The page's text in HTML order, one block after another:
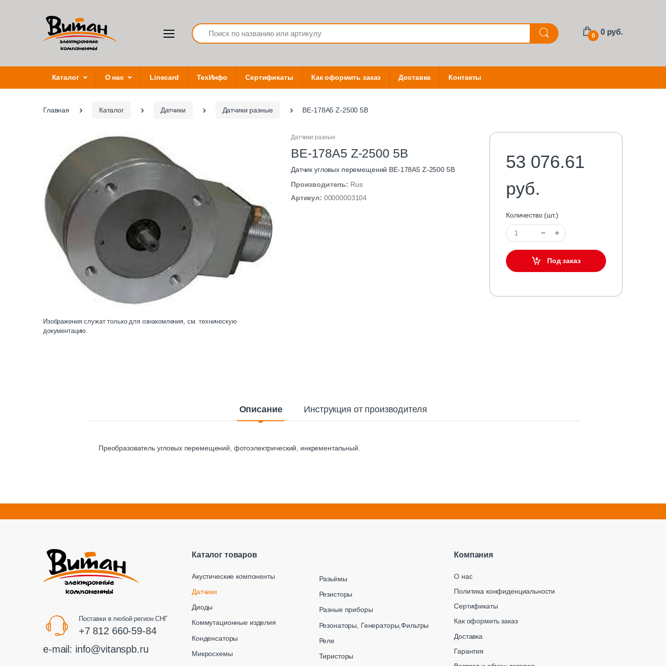
Search
0 0 руб.
Каталог О нас Linecard ТехИнфо Сертификаты Как оформить заказ Доставка Контакты
Главная Каталог Датчики Датчики разные BE-178A5 Z-2500 5В
Изображения служат только для ознакомления, см. техническую
документацию.
Датчики разные
BE-178A5 Z-2500 5В
Датчик угловых перемещений BE-178A5 Z-2500 5В
Производитель: Rus
Артикул: 00000003104
53 076.61
руб.
Количество (шт.)
Под заказ
Описание Инструкция от производителя
Преобразователь угловых перемещений, фотоэлектрический, инкрементальный.
Поставки в любой регион СНГ
+7 812 660-59-84
e-mail: info@vitanspb.ru
Каталог товаров
Акустические компоненты
Датчики
Диоды
Коммутационные изделия
Конденсаторы
Микросхемы
Разьёмы
Резисторы
Разные приборы
Резонаторы, Генераторы,Фильтры
Реле
Тиристоры
Компания
О нас
Политика конфиденциальности
Сертификаты
Как оформить заказ
Доставка
Гарантия